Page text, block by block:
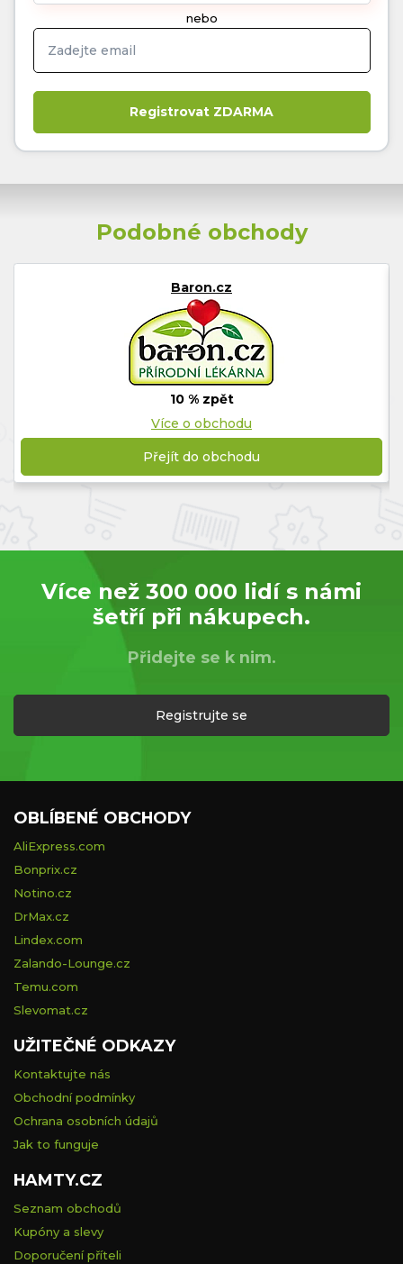
nebo
Podobné obchody
Baron.cz
10 % zpět
Více o obchodu
Přejít do obchodu
Více než 300 000 lidí s námi
šetří při nákupech.
Přidejte se k nim.
Registrujte se
OBLÍBENÉ OBCHODY
AliExpress.com
Bonprix.cz
Notino.cz
DrMax.cz
Lindex.com
Zalando-Lounge.cz
Temu.com
Slevomat.cz
UŽITEČNÉ ODKAZY
Kontaktujte nás
Obchodní podmínky
Ochrana osobních údajů
Jak to funguje
HAMTY.CZ
Seznam obchodů
Kupóny a slevy
Doporučení příteli